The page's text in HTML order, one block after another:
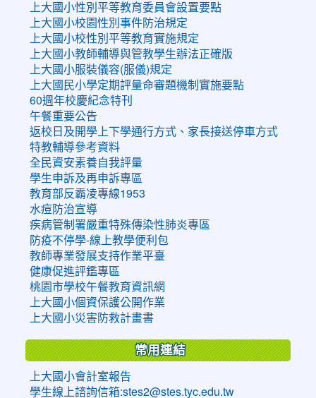
上大國小性別平等教育委員會設置要點
上大國小校園性別事件防治規定
上大國小校性別平等教育實施規定
上大國小教師輔導與管教學生辦法正確版
上大國小服裝儀容(服儀)規定
上大國民小學定期評量命審題機制實施要點
60週年校慶紀念特刊
午餐重要公告
返校日及開學上下學通行方式、家長接送停車方式
特教輔導參考資料
全民資安素養自我評量
學生申訴及再申訴專區
教育部反霸凌專線1953
水痘防治宣導
疾病管制署嚴重特殊傳染性肺炎專區
防疫不停學-線上教學便利包
教師專業發展支持作業平臺
健康促進評鑑專區
桃園市學校午餐教育資訊網
上大國小個資保護公開作業
上大國小災害防救計畫書
常用連結
上大國小會計室報告
學生線上諮詢信箱:stes2@stes.tyc.edu.tw